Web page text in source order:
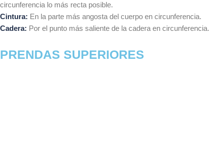
circunferencia lo más recta posible.
Cintura: En la parte más angosta del cuerpo en circunferencia.
Cadera: Por el punto más saliente de la cadera en circunferencia.
PRENDAS SUPERIORES